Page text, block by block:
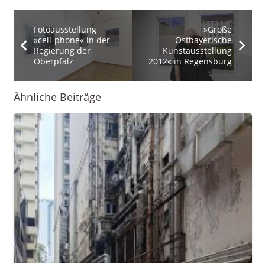
Fotoausstellung
»cell-phone« in der
Regierung der
Oberpfalz
»Große
Ostbayerische
Kunstausstellung
2012« in Regensburg
Ähnliche Beiträge